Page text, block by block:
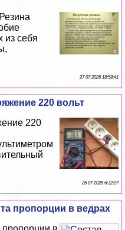
из себя
27 07 2026 18:58:41
220 вольт
220
26 07 2026 6:32:27
пропорции в ведрах